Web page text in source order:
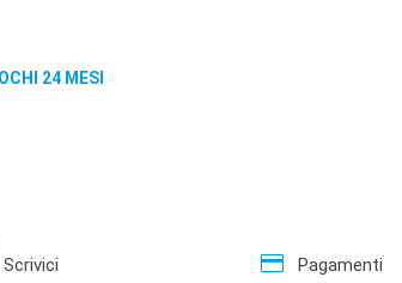
24 MESI
Scrivici credit_card Pagamenti